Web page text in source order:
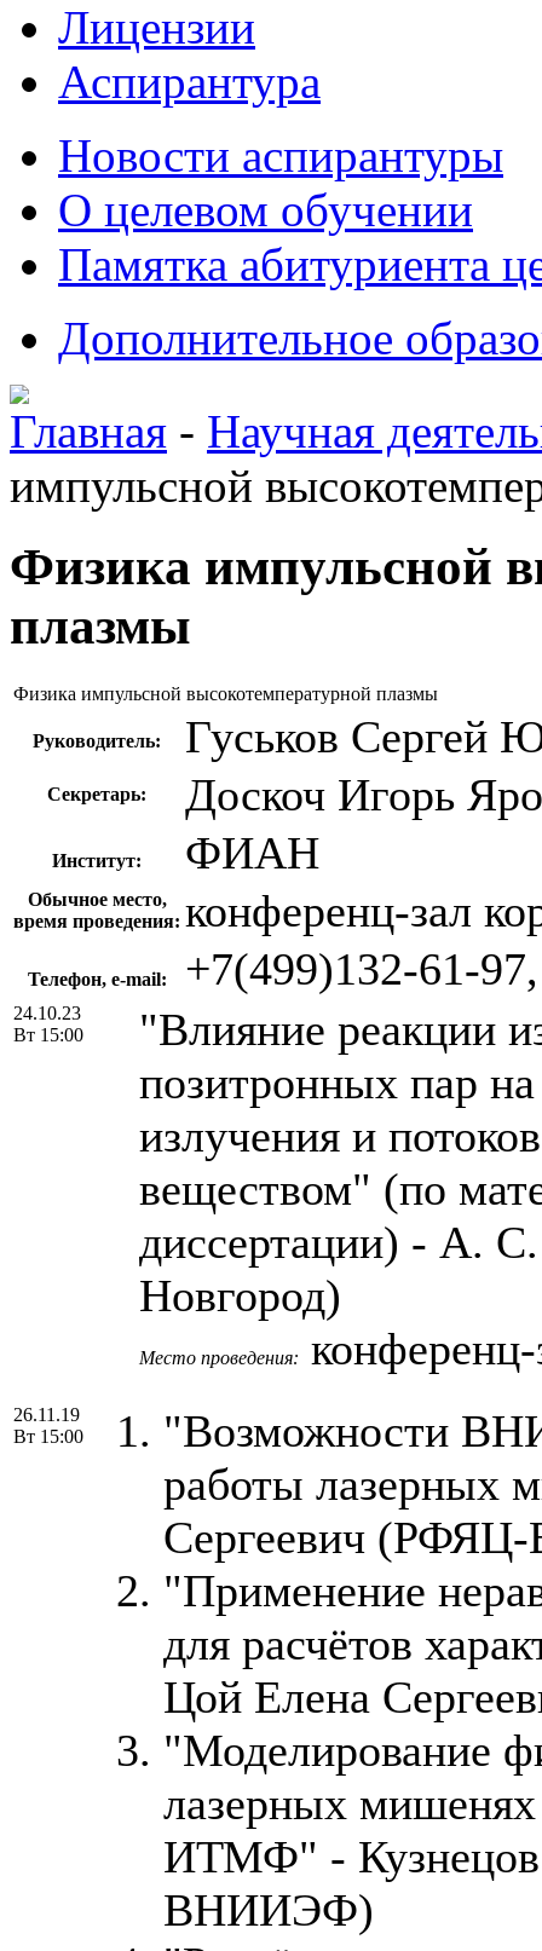
Лицензии
Аспирантура
Новости аспирантуры
О целевом обучении
Памятка абитуриента
Дополнительное
Главная - Научная
импульсной
Физика импульсной
плазмы
Физика импульсной высокотемпературной плазмы
Руководитель: Гуськов Сергей
Секретарь: Доскоч Игорь
Институт: ФИАН
Обычное место,
время проведения: конференц-зал
Телефон, e-mail: +7(499)132-61-
24.10.23
Вт 15:00
"Влияние реакции
позитронных пар на
излучения и
веществом" (по
диссертации) - А.
Новгород)
Место проведения:
26.11.19
Вт 15:00
"Возможности
работы лазерных
Сергеевич
"Применение
для расчётов
Цой Елена
"Моделирование
лазерных
ИТМФ" - Кузнецов
ВНИИЭФ)